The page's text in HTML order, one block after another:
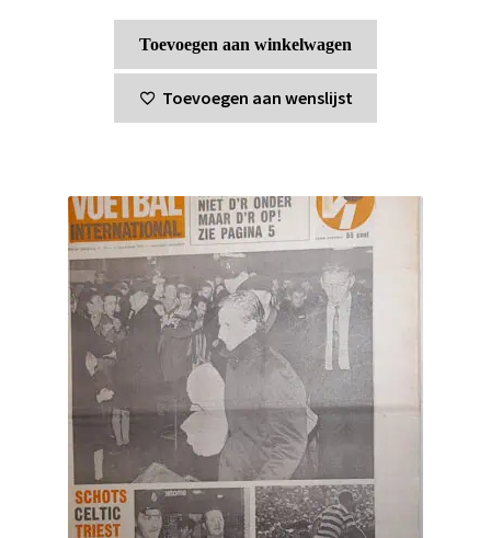
Toevoegen aan winkelwagen
Toevoegen aan wenslijst